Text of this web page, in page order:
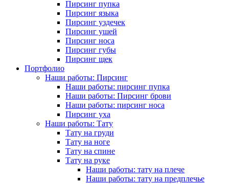
Пирсинг пупка
Пирсинг языка
Пирсинг уздечек
Пирсинг ушей
Пирсинг носа
Пирсинг губы
Пирсинг щек
Портфолио
Наши работы: Пирсинг
Наши работы: пирсинг пупка
Наши работы: Пирсинг брови
Наши работы: пирсинг носа
Пирсинг уха
Наши работы: Тату
Тату на груди
Тату на ноге
Тату на спине
Тату на руке
Наши работы: тату на плече
Наши работы: тату на предплечье